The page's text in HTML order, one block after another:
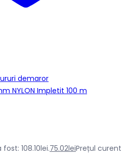
demaror
NYLON Impletit 100 m
108.10lei.75.02leiPrețul curent